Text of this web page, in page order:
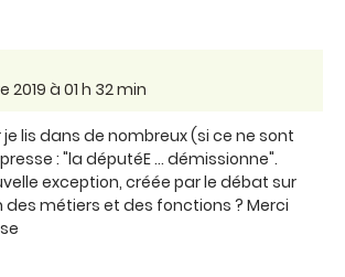
2019 à 01 h 32 min
je lis dans de nombreux (si ce ne sont
: "la députéE ... démissionne".
exception, créée par le débat sur
métiers et des fonctions ? Merci